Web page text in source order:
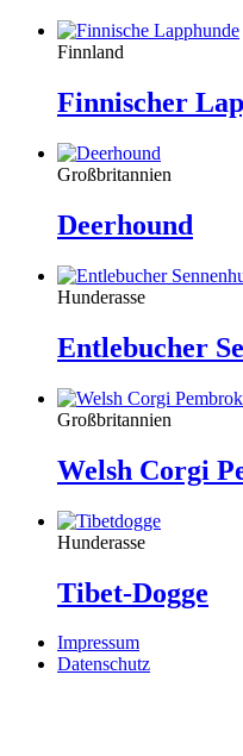
Finnland
Finnischer
Großbritannien
Deerhound
Hunderasse
Entlebucher
Großbritannien
Welsh Corgi
Hunderasse
Tibet-Dogge
Impressum
Datenschutz